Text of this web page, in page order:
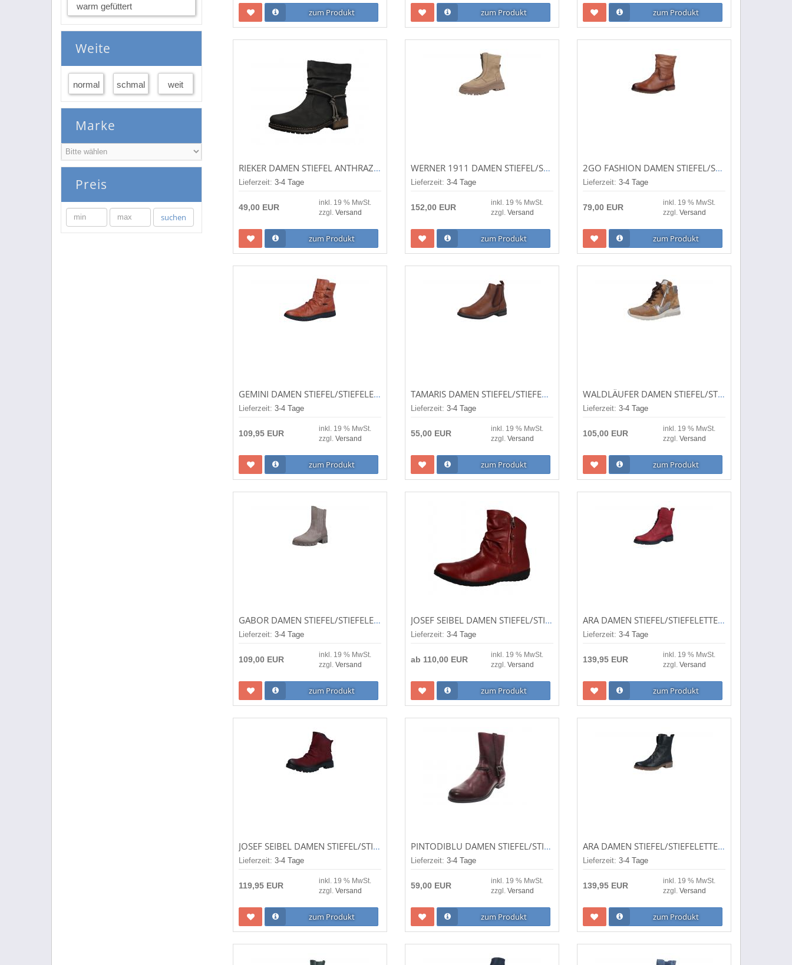
warm gefüttert
Weite
normal schmal weit
Marke
Preis
min max suchen
zum Produkt zum Produkt zum Produkt
RIEKER DAMEN STIEFEL ANTHRAZIT (GRAU) Z6893-45
Lieferzeit: 3-4 Tage
49,00 EUR
inkl. 19 % MwSt.
zzgl. Versand
zum Produkt
WERNER 1911 DAMEN STIEFEL/STIEFELETTE KIRK BRAUN 420-94 KIRK
Lieferzeit: 3-4 Tage
152,00 EUR
inkl. 19 % MwSt.
zzgl. Versand
zum Produkt
2GO FASHION DAMEN STIEFEL/STIEFELETTE BRANDY (BRAUN) 8991-503-039
Lieferzeit: 3-4 Tage
79,00 EUR
inkl. 19 % MwSt.
zzgl. Versand
zum Produkt
GEMINI DAMEN STIEFEL/STIEFELETTE ANILINA TAN (BRAUN) 033503-02-303
Lieferzeit: 3-4 Tage
109,95 EUR
inkl. 19 % MwSt.
zzgl. Versand
zum Produkt
TAMARIS DAMEN STIEFEL/STIEFELETTE COGNAC (BRAUN) 1-1-25312-29/305
Lieferzeit: 3-4 Tage
55,00 EUR
inkl. 19 % MwSt.
zzgl. Versand
zum Produkt
WALDLÄUFER DAMEN STIEFEL/STIEFELETTE H-CLARA WALNUSS BRONCE (BRAUN) 939H82-300/084
Lieferzeit: 3-4 Tage
105,00 EUR
inkl. 19 % MwSt.
zzgl. Versand
zum Produkt
GABOR DAMEN STIEFEL/STIEFELETTE COMFORT FANGO (MICRO) (GRAU) 32.761.42
Lieferzeit: 3-4 Tage
109,00 EUR
inkl. 19 % MwSt.
zzgl. Versand
zum Produkt
JOSEF SEIBEL DAMEN STIEFEL/STIEFELETTE NALY 24 CARMIN (ROT) 79724VL971/460
Lieferzeit: 3-4 Tage
ab 110,00 EUR
inkl. 19 % MwSt.
zzgl. Versand
zum Produkt
ARA DAMEN STIEFEL/STIEFELETTE DOVER-STF CHILLI (ROT) 12-23130-19
Lieferzeit: 3-4 Tage
139,95 EUR
inkl. 19 % MwSt.
zzgl. Versand
zum Produkt
JOSEF SEIBEL DAMEN STIEFEL/STIEFELETTE MELINDA 33 BORDEAUX (ROT) 89433-410
Lieferzeit: 3-4 Tage
119,95 EUR
inkl. 19 % MwSt.
zzgl. Versand
zum Produkt
PINTODIBLU DAMEN STIEFEL/STIEFELETTE RED (ROT) 78880-1681
Lieferzeit: 3-4 Tage
59,00 EUR
inkl. 19 % MwSt.
zzgl. Versand
zum Produkt
ARA DAMEN STIEFEL/STIEFELETTE DOVER-STF FOREST (GRÜN) 12-23130-74
Lieferzeit: 3-4 Tage
139,95 EUR
inkl. 19 % MwSt.
zzgl. Versand
zum Produkt